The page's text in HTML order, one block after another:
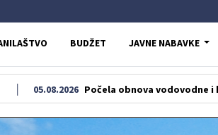
BUDŽET JAVNE NABAVKE
Počela obnova vodovodne i